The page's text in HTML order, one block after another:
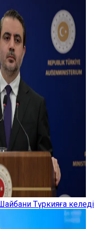
Түркияға келеді